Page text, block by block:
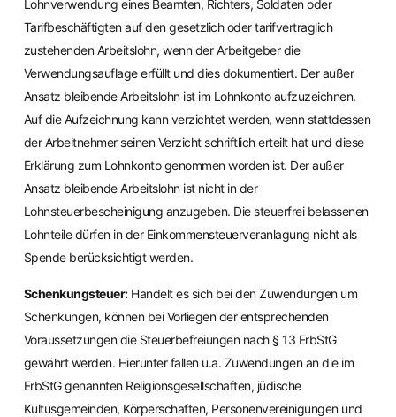
Lohnverwendung eines Beamten, Richters, Soldaten oder
Tarifbeschäftigten auf den gesetzlich oder tarifvertraglich
zustehenden Arbeitslohn, wenn der Arbeitgeber die
Verwendungsauflage erfüllt und dies dokumentiert. Der außer
Ansatz bleibende Arbeitslohn ist im Lohnkonto aufzuzeichnen.
Auf die Aufzeichnung kann verzichtet werden, wenn stattdessen
der Arbeitnehmer seinen Verzicht schriftlich erteilt hat und diese
Erklärung zum Lohnkonto genommen worden ist. Der außer
Ansatz bleibende Arbeitslohn ist nicht in der
Lohnsteuerbescheinigung anzugeben. Die steuerfrei belassenen
Lohnteile dürfen in der Einkommensteuerveranlagung nicht als
Spende berücksichtigt werden.
Schenkungsteuer:Handelt es sich bei den Zuwendungen um
Schenkungen, können bei Vorliegen der entsprechenden
Voraussetzungen die Steuerbefreiungen nach § 13 ErbStG
gewährt werden. Hierunter fallen u.a. Zuwendungen an die im
ErbStG genannten Religionsgesellschaften, jüdische
Kultusgemeinden, Körperschaften, Personenvereinigungen und